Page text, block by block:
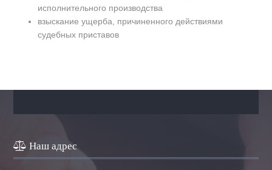
исполнительного производства
взыскание ущерба, причиненного действиями
судебных приставов
Наш адрес